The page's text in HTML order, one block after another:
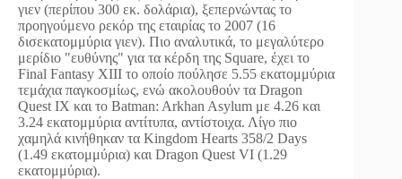
γιεν (περίπου 300 εκ. δολάρια), ξεπερνώντας το
προηγούμενο ρεκόρ της εταιρίας το 2007 (16
δισεκατομμύρια γιεν). Πιο αναλυτικά, το μεγαλύτερο
μερίδιο "ευθύνης" για τα κέρδη της Square, έχει το
Final Fantasy XIII το οποίο πούλησε 5.55 εκατομμύρια
τεμάχια παγκοσμίως, ενώ ακολουθούν τα Dragon
Quest IX και το Batman: Arkhan Asylum με 4.26 και
3.24 εκατομμύρια αντίτυπα, αντίστοιχα. Λίγο πιο
χαμηλά κινήθηκαν τα Kingdom Hearts 358/2 Days
(1.49 εκατομμύρια) και Dragon Quest VI (1.29
εκατομμύρια).